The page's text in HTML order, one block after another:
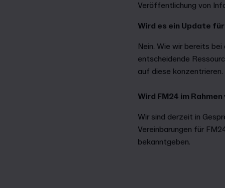
Veröffentlichung von
Wird es ein Update
Nein. Wie wir bereits
entscheidende
auf diese konzentrieren.
Wird FM24 im
Wir sind derzeit in
Vereinbarungen für
bekanntgeben.